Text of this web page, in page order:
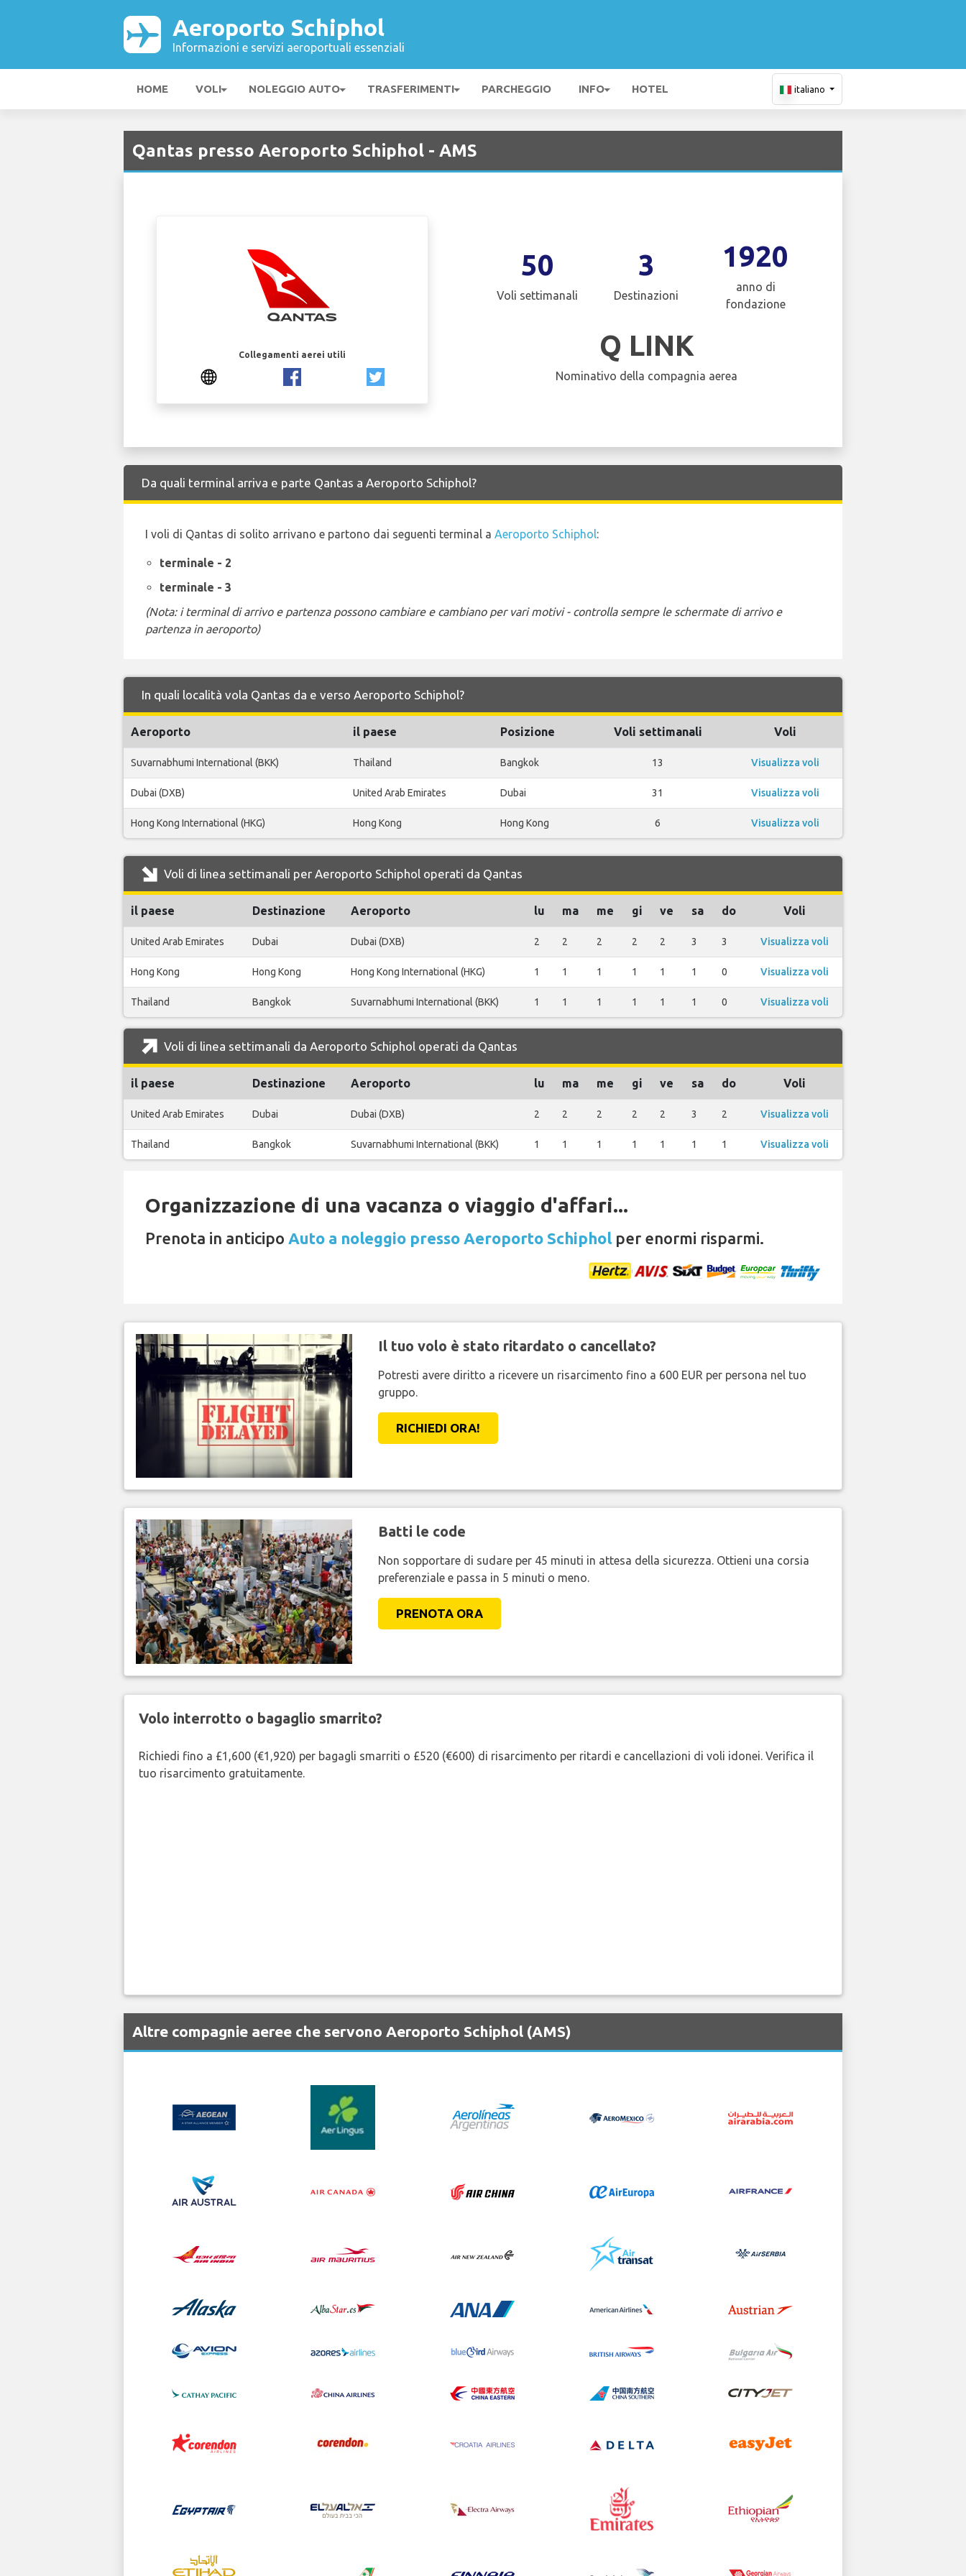
Aeroporto Schiphol
Informazioni e servizi aeroportuali essenziali
HOME VOLI NOLEGGIO AUTO TRASFERIMENTI PARCHEGGIO INFO HOTEL italiano
Qantas presso Aeroporto Schiphol - AMS
Collegamenti aerei utili
50
Voli settimanali
3
Destinazioni
1920
anno di
fondazione
Q LINK
Nominativo della compagnia aerea
Da quali terminal arriva e parte Qantas a Aeroporto Schiphol?
I voli di Qantas di solito arrivano e partono dai seguenti terminal a Aeroporto Schiphol:
terminale - 2
terminale - 3
(Nota: i terminal di arrivo e partenza possono cambiare e cambiano per vari motivi - controlla sempre le schermate di arrivo e
partenza in aeroporto)
In quali località vola Qantas da e verso Aeroporto Schiphol?
Aeroporto il paese Posizione Voli settimanali Voli
Suvarnabhumi International (BKK) Thailand Bangkok 13 Visualizza voli
Dubai (DXB) United Arab Emirates Dubai 31 Visualizza voli
Hong Kong International (HKG) Hong Kong Hong Kong 6 Visualizza voli
Voli di linea settimanali per Aeroporto Schiphol operati da Qantas
il paese Destinazione Aeroporto lu ma me gi ve sa do Voli
United Arab Emirates Dubai Dubai (DXB) 2 2 2 2 2 3 3 Visualizza voli
Hong Kong Hong Kong Hong Kong International (HKG) 1 1 1 1 1 1 0 Visualizza voli
Thailand Bangkok Suvarnabhumi International (BKK) 1 1 1 1 1 1 0 Visualizza voli
Voli di linea settimanali da Aeroporto Schiphol operati da Qantas
il paese Destinazione Aeroporto lu ma me gi ve sa do Voli
United Arab Emirates Dubai Dubai (DXB) 2 2 2 2 2 3 2 Visualizza voli
Thailand Bangkok Suvarnabhumi International (BKK) 1 1 1 1 1 1 1 Visualizza voli
Organizzazione di una vacanza o viaggio d'affari...
Prenota in anticipo Auto a noleggio presso Aeroporto Schiphol per enormi risparmi.
Il tuo volo è stato ritardato o cancellato?
Potresti avere diritto a ricevere un risarcimento fino a 600 EUR per persona nel tuo
gruppo.
RICHIEDI ORA!
Batti le code
Non sopportare di sudare per 45 minuti in attesa della sicurezza. Ottieni una corsia
preferenziale e passa in 5 minuti o meno.
PRENOTA ORA
Volo interrotto o bagaglio smarrito?
Richiedi fino a £1,600 (€1,920) per bagagli smarriti o £520 (€600) di risarcimento per ritardi e cancellazioni di voli idonei. Verifica il
tuo risarcimento gratuitamente.
Altre compagnie aeree che servono Aeroporto Schiphol (AMS)